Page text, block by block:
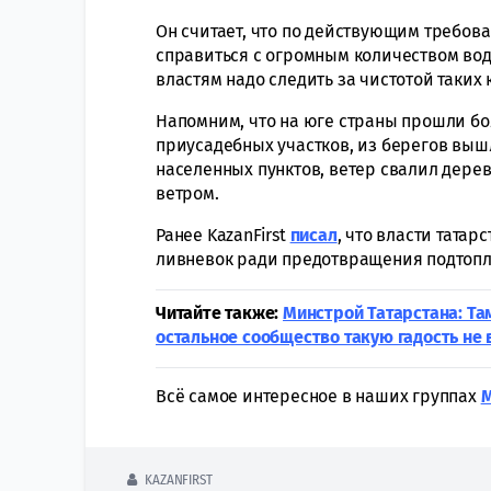
Он считает, что по действующим
справиться с огромным количеством
властям надо следить за чистотой
Напомним, что на юге страны прошли
приусадебных участков, из берегов
населенных пунктов, ветер свалил
ветром.
Ранее KazanFirst писал, что власти
ливневок ради предотвращения
Читайте также:Минстрой Татарстана:
остальное сообщество такую гадость не
Всё самое интересное в наших группах
KAZANFIRST